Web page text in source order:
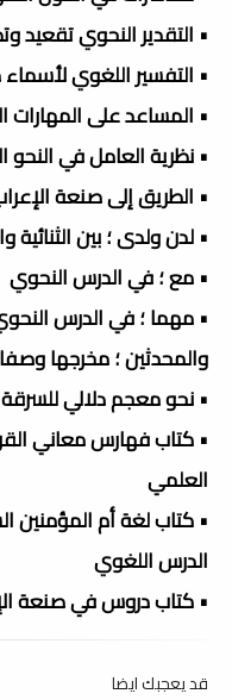
• التقدير النحوي تقعيد
• التفسير اللغوي
• المساعد على المهارات
• نظرية العامل في النحو
• الطريق إلى صنعة
• لدن ولدى ؛ بين الثنائية
• مع ؛ في الدرس النحوي
• مهما ؛ في الدرس
والمحدثين ؛ مخرجها
• نحو معجم دلالي
• كتاب فهارس معاني
العلمي
• كتاب لغة أم المؤمنين
الدرس اللغوي
• كتاب دروس في صنعة
قد يعجبك ايضا